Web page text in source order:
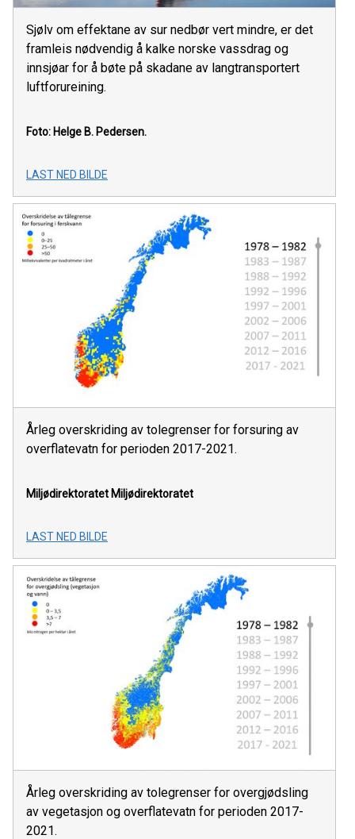
Sjølv om effektane av sur nedbør vert mindre, er det
framleis nødvendig å kalke norske vassdrag og
innsjøar for å bøte på skadane av langtransportert
luftforureining.
Foto: Helge B. Pedersen.
LAST NED BILDE
Årleg overskriding av tolegrenser for forsuring av
overflatevatn for perioden 2017-2021.
Miljødirektoratet Miljødirektoratet
LAST NED BILDE
Årleg overskriding av tolegrenser for overgjødsling
av vegetasjon og overflatevatn for perioden 2017-
2021.